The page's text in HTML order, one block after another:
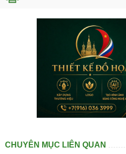
CHUYÊN MỤC LIÊN QUAN